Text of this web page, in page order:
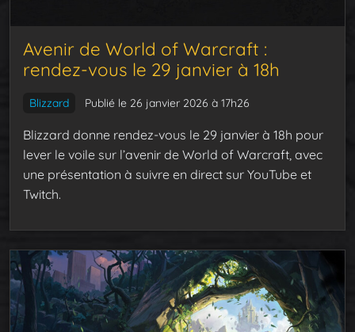
Avenir de World of Warcraft :
rendez-vous le 29 janvier à 18h
Blizzard Publié le 26 janvier 2026 à 17h26
Blizzard donne rendez-vous le 29 janvier à 18h pour
lever le voile sur l’avenir de World of Warcraft, avec
une présentation à suivre en direct sur YouTube et
Twitch.